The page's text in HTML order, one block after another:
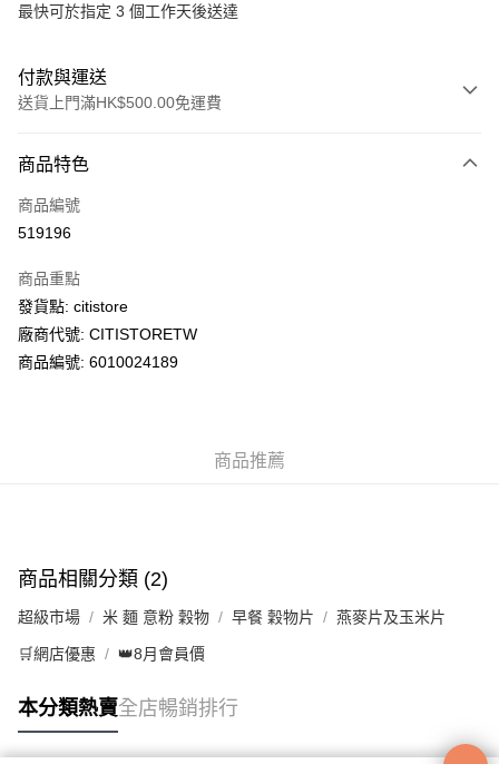
最快可於指定 3 個工作天後送達
付款與運送
送貨上門滿HK$500.00免運費
信用卡
AlipayHK
WeChat Pay
送貨方式
每筆HK$50.00，滿HK$200.00或以上免運費
UNY 門市自取
商品特色
商品編號
519196
商品重點
發貨點: citistore
廠商代號: CITISTORETW
商品編號: 6010024189
商品推薦
商品相關分類 (2)
超級市場 米 麵 意粉 穀物 早餐 穀物片 燕麥片及玉米片
🛒網店優惠 👑8月會員價
本分類熱賣全店暢銷排行